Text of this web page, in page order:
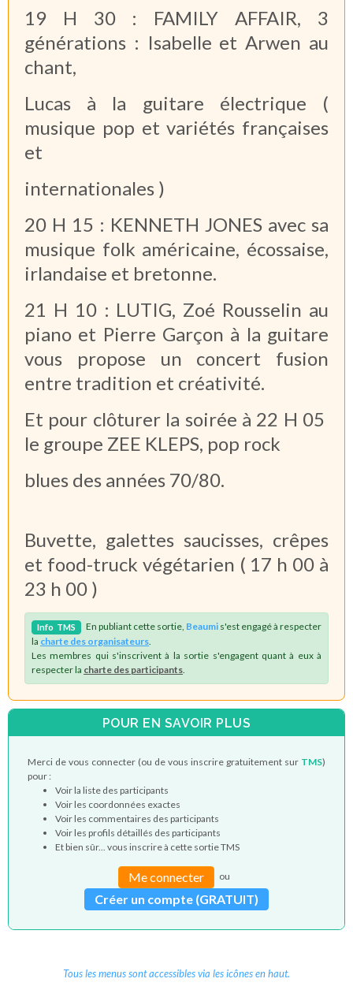
19 H 30 : FAMILY AFFAIR, 3
générations : Isabelle et Arwen au
chant,
Lucas à la guitare électrique (
musique pop et variétés françaises
et
internationales )
20 H 15 : KENNETH JONES avec sa
musique folk américaine, écossaise,
irlandaise et bretonne.
21 H 10 : LUTIG, Zoé Rousselin au
piano et Pierre Garçon à la guitare
vous propose un concert fusion
entre tradition et créativité.
Et pour clôturer la soirée à 22 H 05
le groupe ZEE KLEPS, pop rock
blues des années 70/80.
Buvette, galettes saucisses, crêpes
et food-truck végétarien ( 17 h 00 à
23 h 00 )
Info TMS En publiant cette sortie, Beaumi s'est engagé à respecter
la charte des organisateurs
Les membres qui s'inscrivent à la sortie s'engagent quant à eux à
respecter la charte des participants
POUR EN SAVOIR PLUS
Merci de vous connecter (ou de vous inscrire gratuitement sur TMS)
pour :
Voir la liste des participants
Voir les coordonnées exactes
Voir les commentaires des participants
Voir les profils détaillés des participants
Et bien sûr... vous inscrire à cette sortie TMS
Me connecter ou
Créer un compte (GRATUIT)
Tous les menus sont accessibles via les icônes en haut.